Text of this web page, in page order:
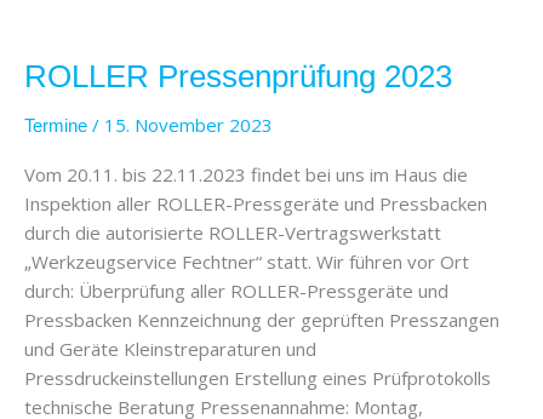
ROLLER Pressenprüfung 2023
Termine / 15. November 2023
Vom 20.11. bis 22.11.2023 findet bei uns im Haus die
Inspektion aller ROLLER-Pressgeräte und Pressbacken
durch die autorisierte ROLLER-Vertragswerkstatt
„Werkzeugservice Fechtner“ statt. Wir führen vor Ort
durch: Überprüfung aller ROLLER-Pressgeräte und
Pressbacken Kennzeichnung der geprüften Presszangen
und Geräte Kleinstreparaturen und
Pressdruckeinstellungen Erstellung eines Prüfprotokolls
technische Beratung Pressenannahme: Montag,
2023